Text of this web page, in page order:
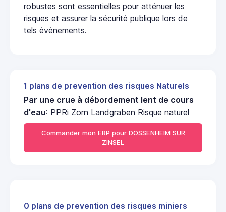
robustes sont essentielles pour atténuer les
risques et assurer la sécurité publique lors de
tels événements.
1 plans de prevention des risques Naturels
Par une crue à débordement lent de cours
d'eau: PPRi Zorn Landgraben Risque naturel
Commander mon ERP pour DOSSENHEIM SUR
ZINSEL
0 plans de prevention des risques miniers